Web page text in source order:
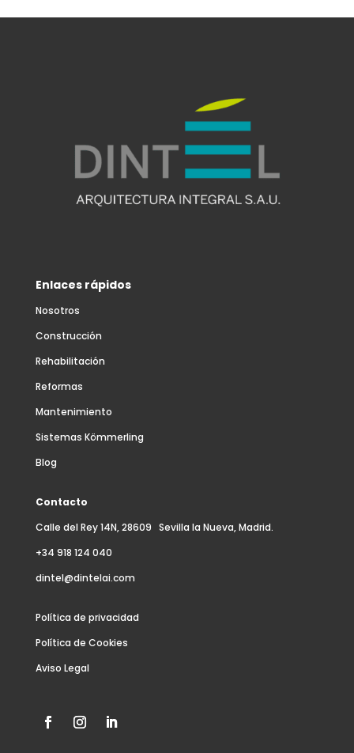
Enlaces rápidos
Nosotros
Construcción
Rehabilitación
Reformas
Mantenimiento
Sistemas Kömmerling
Blog
Contacto
Calle del Rey 14N, 28609 Sevilla la Nueva, Madrid.
+34 918 124 040
dintel@dintelai.com
Política de privacidad
Política de Cookies
Aviso Legal